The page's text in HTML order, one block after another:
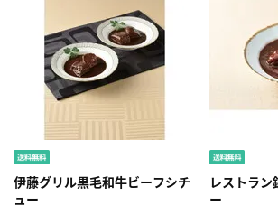
伊藤グリル黒毛和牛ビーフシチ
ュー
レストラン
ー